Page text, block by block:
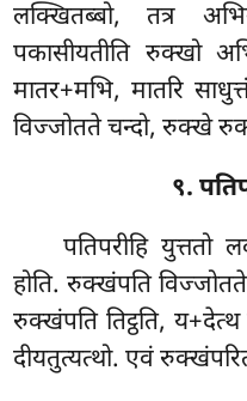
लक्खितब्बो, तत्र
पकासीयतीति रुक्खो
मातर+मभि, मातरि
विज्जोतते चन्दो, रुक्खे
९.
पतिपरीहि युत्ततो
होति. रुक्खंपति
रुक्खंपति तिट्ठति,
दीयतुत्यत्थो. एवं